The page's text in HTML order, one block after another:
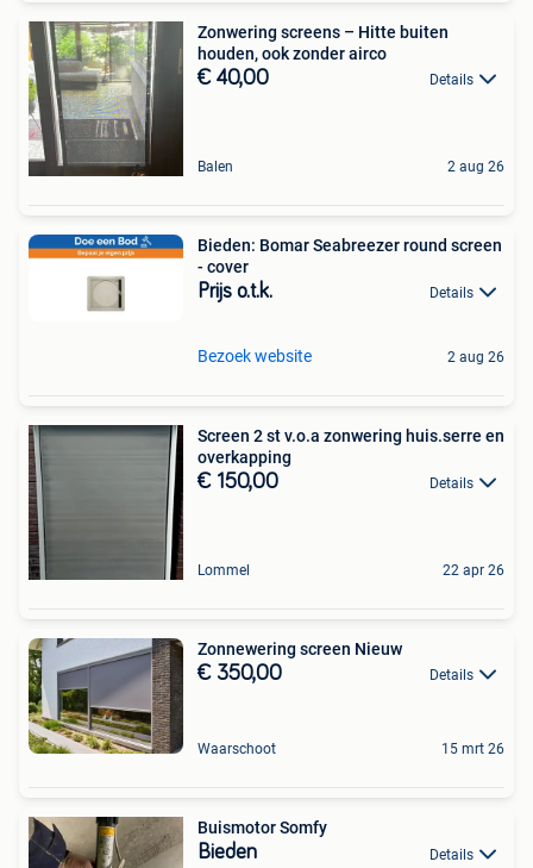
Zonwering screens – Hitte buiten
houden, ook zonder airco
€ 40,00 Details
Balen 2 aug 26
Bieden: Bomar Seabreezer round screen
- cover
Prijs o.t.k. Details
Bezoek website 2 aug 26
Screen 2 st v.o.a zonwering huis.serre en
overkapping
€ 150,00 Details
Lommel 22 apr 26
Zonnewering screen Nieuw
€ 350,00 Details
Waarschoot 15 mrt 26
Buismotor Somfy
Bieden Details